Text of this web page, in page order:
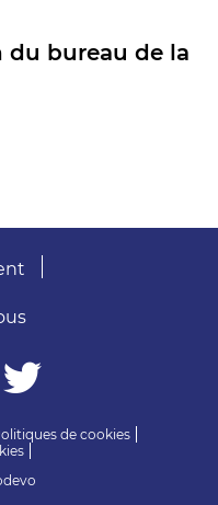
du bureau de la
de cookies